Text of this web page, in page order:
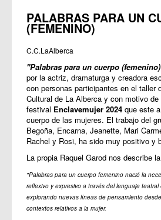
PALABRAS PARA UN
(FEMENINO)
C.C.LaAlberca
"Palabras para un cuerpo
por la actriz, dramaturga y creadora
con personas participantes en el taller
Cultural de La Alberca y con motivo
festival Enclavemujer 2024 que este
cuerpo de las mujeres. El trabajo del
Begoña, Encarna, Jeanette, Mari
Rachel y Rosi, ha sido muy positivo y
La propia Raquel Garod nos describe
"Palabras para un cuerpo femenino nació la
reflexivo y expresivo a través del lenguaje
explorando nuevas líneas de pensamiento
contextos relativos a la mujer.